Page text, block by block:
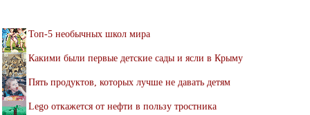
Топ-5 необычных школ мира
Какими были первые детские сады и ясли в Крыму
Пять продуктов, которых лучше не давать детям
Lego откажется от нефти в пользу тростника